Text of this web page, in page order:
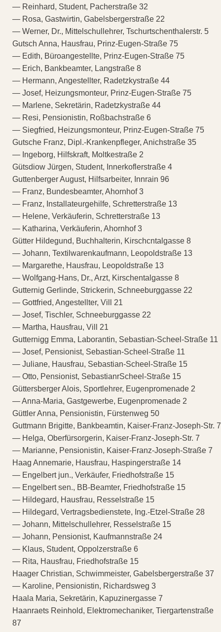
— Reinhard, Student, Pacherstraße 32
— Rosa, Gastwirtin, Gabelsbergerstraße 22
— Werner, Dr., Mittelschullehrer, Tschurtschenthalerstr. 5
Gutsch Anna, Hausfrau, Prinz-Eugen-Straße 75
— Edith, Büroangestellte, Prinz-Eugen-Straße 75
— Erich, Bankbeamter, Langstraße 8
— Hermann, Angestellter, Radetzkystraße 44
— Josef, Heizungsmonteur, Prinz-Eugen-Straße 75
— Marlene, Sekretärin, Radetzkystraße 44
— Resi, Pensionistin, Roßbachstraße 6
— Siegfried, Heizungsmonteur, Prinz-Eugen-Straße 75
Gutsche Franz, Dipl.-Krankenpfleger, Anichstraße 35
— Ingeborg, Hilfskraft, Moltkestraße 2
Gütsdiow Jürgen, Student, Innerkoflerstraße 4
Guttenberger August, Hilfsarbeiter, Innrain 96
— Franz, Bundesbeamter, Ahornhof 3
— Franz, Installateurgehilfe, Schretterstraße 13
— Helene, Verkäuferin, Schretterstraße 13
— Katharina, Verkäuferin, Ahornhof 3
Gütter Hildegund, Buchhalterin, Kirschcntalgasse 8
— Johann, Textilwarenkaufmann, Leopoldstraße 13
— Margarethe, Hausfrau, Leopoldstraße 13
— Wolfgang-Hans, Dr., Arzt, Kirschentalgasse 8
Gutternig Gerlinde, Strickerin, Schneeburggasse 22
— Gottfried, Angestellter, Vill 21
— Josef, Tischler, Schneeburggasse 22
— Martha, Hausfrau, Vill 21
Gutternigg Emma, Laborantin, Sebastian-Scheel-Straße 11
— Josef, Pensionist, Sebastian-Scheel-Straße 11
— Juliane, Hausfrau, Sebastian-Scheel-Straße 15
— Otto, Pensionist, SebastianrScheel-Straße 15
Güttersberger Alois, Sportlehrer, Eugenpromenade 2
— Anna-Maria, Gastgewerbe, Eugenpromenade 2
Güttler Anna, Pensionistin, Fürstenweg 50
Guttmann Brigitte, Bankbeamtin, Kaiser-Franz-Joseph-Str. 7
— Helga, Oberfürsorgerin, Kaiser-Franz-Joseph-Str. 7
— Marianne, Pensionistin, Kaiser-Franz-Joseph-Straße 7
Haag Annemarie, Hausfrau, Haspingerstraße 14
— Engelbert jun., Verkäufer, Friedhofstraße 15
— Engelbert sen., BB-Beamter, Friedhofstraße 15
— Hildegard, Hausfrau, Resselstraße 15
— Hildegard, Vertragsbedienstete, Ing.-Etzel-Straße 28
— Johann, Mittelschullehrer, Resselstraße 15
— Johann, Pensionist, Kaufmannstraße 24
— Klaus, Student, Oppolzerstraße 6
— Rita, Hausfrau, Friedhofstraße 15
Haager Christian, Schwimmeister, Gabelsbergerstraße 37
— Karoline, Pensionistin, Richardsweg 3
Haala Maria, Sekretärin, Kapuzinergasse 7
Haanraets Reinhold, Elektromechaniker, Tiergartenstraße
87